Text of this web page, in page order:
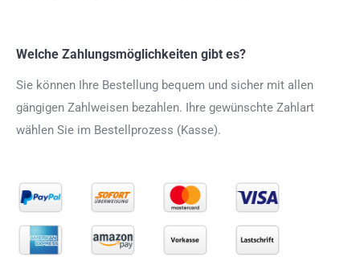
Welche Zahlungsmöglichkeiten gibt es?
Sie können Ihre Bestellung bequem und sicher mit allen
gängigen Zahlweisen bezahlen. Ihre gewünschte Zahlart
wählen Sie im Bestellprozess (Kasse).